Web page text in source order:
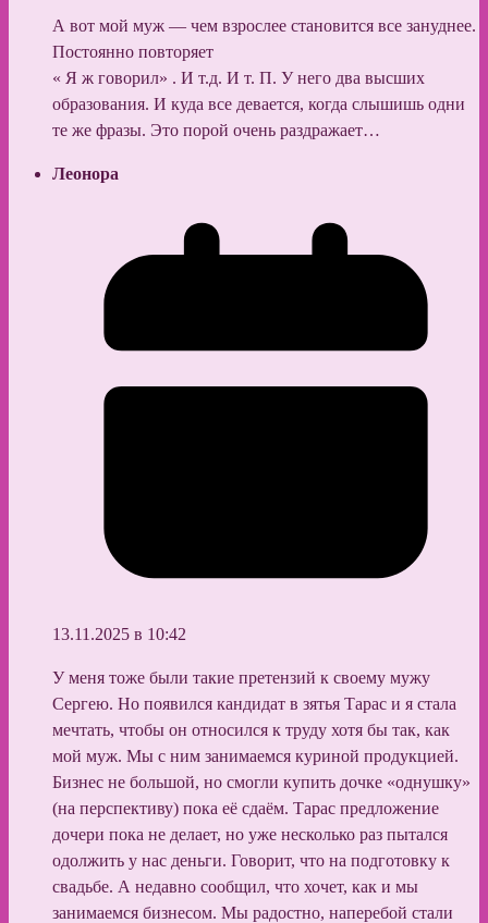
А вот мой муж — чем взрослее становится все зануднее.
Постоянно повторяет
« Я ж говорил» . И т.д. И т. П. У него два высших
образования. И куда все девается, когда слышишь одни
те же фразы. Это порой очень раздражает…
Леонора
13.11.2025 в 10:42
У меня тоже были такие претензий к своему мужу
Сергею. Но появился кандидат в зятья Тарас и я стала
мечтать, чтобы он относился к труду хотя бы так, как
мой муж. Мы с ним занимаемся куриной продукцией.
Бизнес не большой, но смогли купить дочке «однушку»
(на перспективу) пока её сдаём. Тарас предложение
дочери пока не делает, но уже несколько раз пытался
одолжить у нас деньги. Говорит, что на подготовку к
свадьбе. А недавно сообщил, что хочет, как и мы
занимаемся бизнесом. Мы радостно, наперебой стали